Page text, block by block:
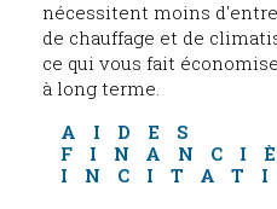
nécessitent moins
de chauffage et de
ce qui vous fait
à long terme.
AIDES